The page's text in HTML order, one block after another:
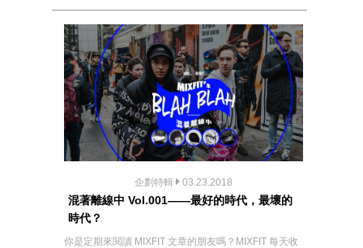
企劃特輯 03.23.2018
混著離線中 Vol.001——最好的時代，最壞的
時代？
你是定期來閱讀 MIXFIT 文章的朋友嗎？MIXFIT 每天收